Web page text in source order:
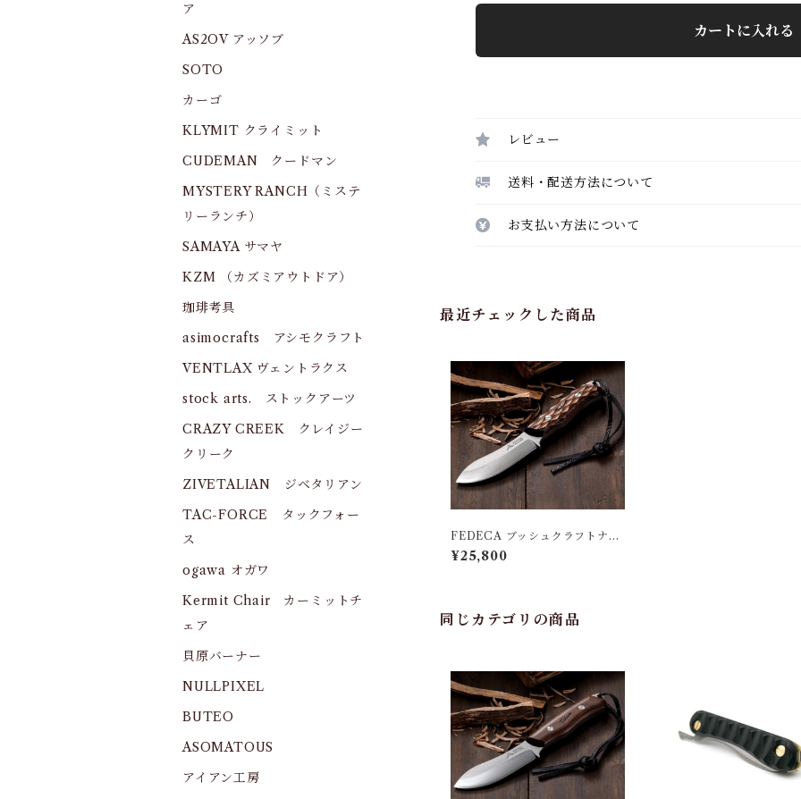
カートに入れる
レビュー
送料・配送方法について
お支払い方法について
最近チェックした商品
FEDECA ブッシュクラフトナイ
フ
¥25,800
同じカテゴリの商品
ア
AS2OV アッソブ
SOTO
カーゴ
KLYMIT クライミット
CUDEMAN クードマン
MYSTERY RANCH（ミステ
リーランチ）
SAMAYA サマヤ
KZM （カズミアウトドア）
珈琲考具
asimocrafts アシモクラフト
VENTLAX ヴェントラクス
stock arts. ストックアーツ
CRAZY CREEK クレイジー
クリーク
ZIVETALIAN ジベタリアン
TAC-FORCE タックフォー
ス
ogawa オガワ
Kermit Chair カーミットチ
ェア
貝原バーナー
NULLPIXEL
BUTEO
ASOMATOUS
アイアン工房